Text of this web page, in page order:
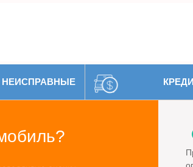
НЕИСПРАВНЫЕ